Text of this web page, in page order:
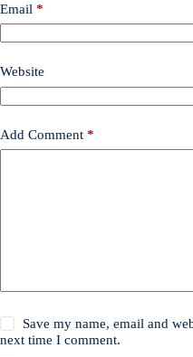
Email *
Website
Add Comment *
Save my name, email and
next time I comment.